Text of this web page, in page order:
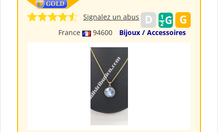
France 94600 Bijoux / Accessoires
Signalez un abus